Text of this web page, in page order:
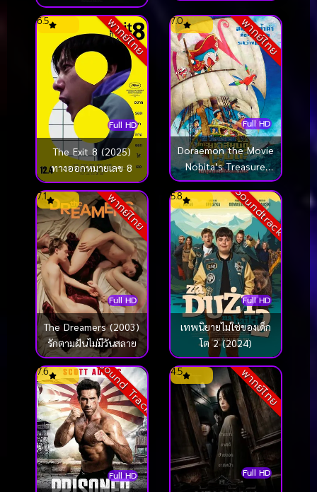
บิน
พากย์ไทย
Full HD
6.5
The Exit 8 (2025)
ทางออกหมายเลข 8
พากย์ไทย
Full HD
7.0
Doraemon the Movie
Nobita’s Treasure
Island โดราเอมอน
ตอน เกาะมหาสมบัติ
ของโนบิตะ (2018)
พากย์ไทย
Full HD
7.1
The Dreamers (2003)
รักตามฝันไม่มีวันสลาย
Soundtrack
Full HD
5.8
เทพนิยายไม่ใช่ของเด็ก
โต 2 (2024)
Sound Track
Full HD
7.6 พากย์ไทย
Full HD
4.5